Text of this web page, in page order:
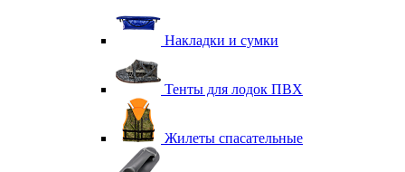
Накладки и сумки
Тенты для лодок ПВХ
Жилеты спасательные